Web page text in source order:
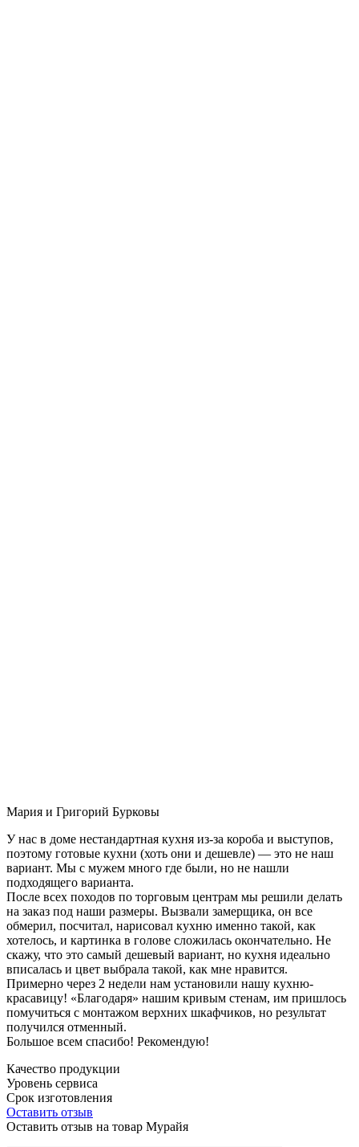
Мария и Григорий Бурковы
У нас в доме нестандартная кухня из-за короба и выступов,
поэтому готовые кухни (хоть они и дешевле) — это не наш
вариант. Мы с мужем много где были, но не нашли
подходящего варианта.
После всех походов по торговым центрам мы решили делать
на заказ под наши размеры. Вызвали замерщика, он все
обмерил, посчитал, нарисовал кухню именно такой, как
хотелось, и картинка в голове сложилась окончательно. Не
скажу, что это самый дешевый вариант, но кухня идеально
вписалась и цвет выбрала такой, как мне нравится.
Примерно через 2 недели нам установили нашу кухню-
красавицу! «Благодаря» нашим кривым стенам, им пришлось
помучиться с монтажом верхних шкафчиков, но результат
получился отменный.
Большое всем спасибо! Рекомендую!
Качество продукции
Уровень сервиса
Срок изготовления
Оставить отзыв
Оставить отзыв на товар Мурайя